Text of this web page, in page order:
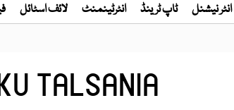
انٹر نیشنل ٹاپ ٹرینڈ انٹرٹینمنٹ لائف اسٹائل
TALSANIA